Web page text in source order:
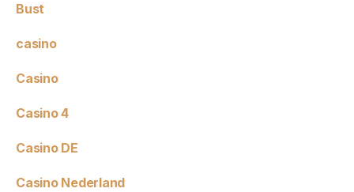
Bust
casino
Casino
Casino 4
Casino DE
Casino Nederland